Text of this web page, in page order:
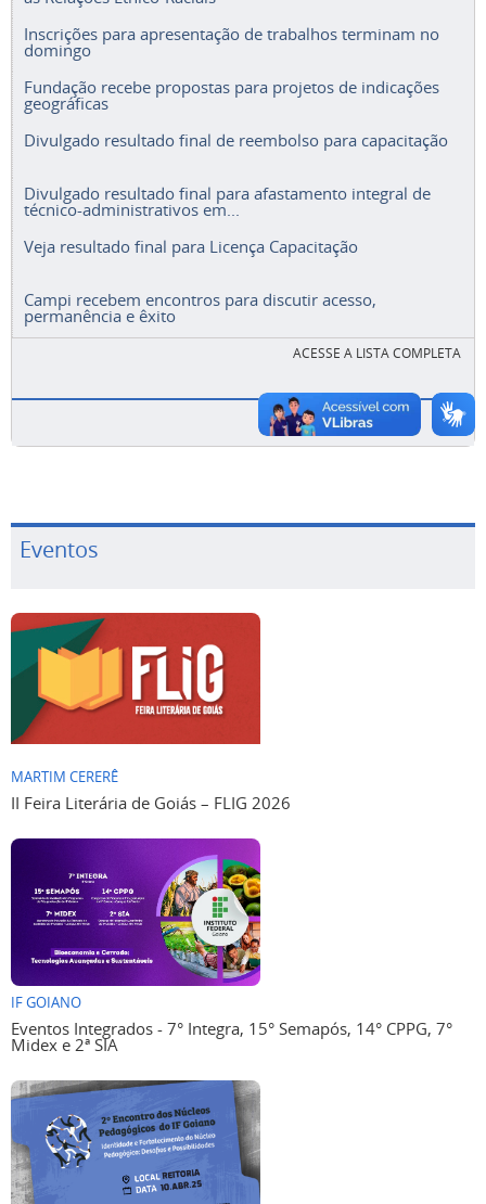
Inscrições para apresentação de trabalhos terminam no
domingo
Fundação recebe propostas para projetos de indicações
geográficas
Divulgado resultado final de reembolso para capacitação
Divulgado resultado final para afastamento integral de
técnico-administrativos em...
Veja resultado final para Licença Capacitação
Campi recebem encontros para discutir acesso,
permanência e êxito
ACESSE A LISTA COMPLETA
Eventos
MARTIM CERERÊ
II Feira Literária de Goiás – FLIG 2026
IF GOIANO
Eventos Integrados - 7° Integra, 15° Semapós, 14° CPPG, 7°
Midex e 2ª SIA